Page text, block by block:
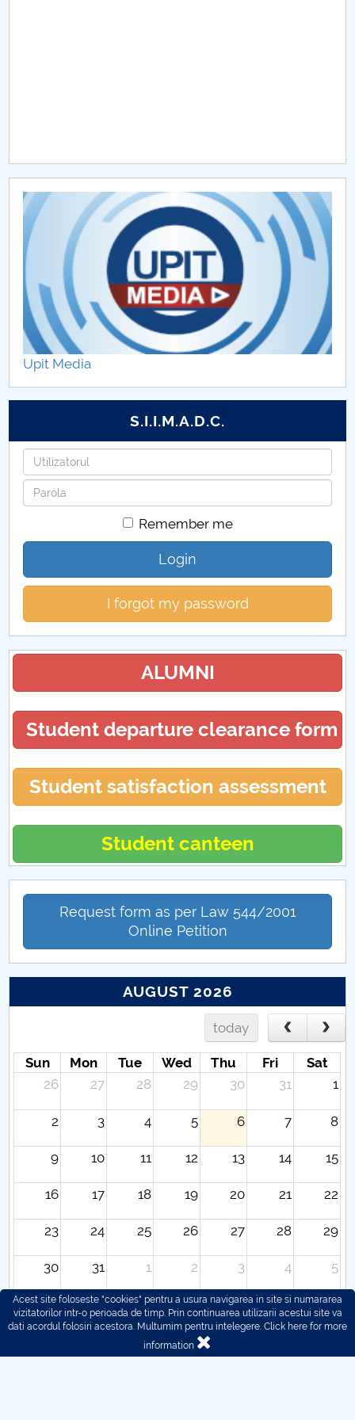
Chestionar angajabilitate ALUMNI – UPB
CAR2026
MENIU CANTINA
Despre noi CFM
Programe acreditate CFM
Inscrieri la cursuri CFM
Persoane de contact
Legaturi utile CFM
Acces înregistrați
Management sistemic preuniversitar performant
(MSPP)
Diverse CFM
Upit Media
S.I.I.M.A.D.C.
Username
Password
Remember me
Login
I forgot my password
ALUMNI
Student departure clearance form
Student satisfaction assessment
Student canteen
Request form as per Law 544/2001
Online Petition
AUGUST 2026
today
Sun Mon Tue Wed Thu Fri
Sat
26
27 28 29 30 31 1
2 3 4 5 6 7 8
9 10 11 12 13 14 15
16 17 18 19 20 21 22
23 24 25 26 27 28 29
30 31 1 2 3 4 5
Acest site foloseste "cookies" pentru a usura navigarea in site si numararea
vizitatorilor intr-o perioada de timp. Prin continuarea utilizarii acestui site va
dati acordul folosiri acestora. Multumim pentru intelegere. Click here for more
information